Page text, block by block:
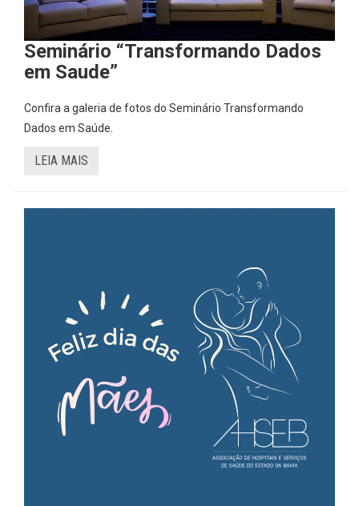
Seminário “Transformando Dados
em Saude”
Confira a galeria de fotos do Seminário Transformando
Dados em Saúde.
LEIA MAIS